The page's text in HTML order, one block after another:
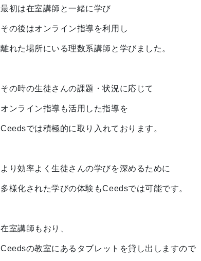
最初は在室講師と一緒に学び
その後はオンライン指導を利用し
離れた場所にいる理数系講師と学びました。
その時の生徒さんの課題・状況に応じて
オンライン指導も活用した指導を
Ceedsでは積極的に取り入れております。
より効率よく生徒さんの学びを深めるために
多様化された学びの体験もCeedsでは可能です。
在室講師もおり、
Ceedsの教室にあるタブレットを貸し出しますので